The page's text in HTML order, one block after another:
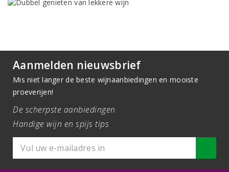
Aanmelden nieuwsbrief
Mis niet langer de beste wijnaanbiedingen en mooiste
proeverijen!
De scherpste aanbiedingen
Handige wijn en spijs tips